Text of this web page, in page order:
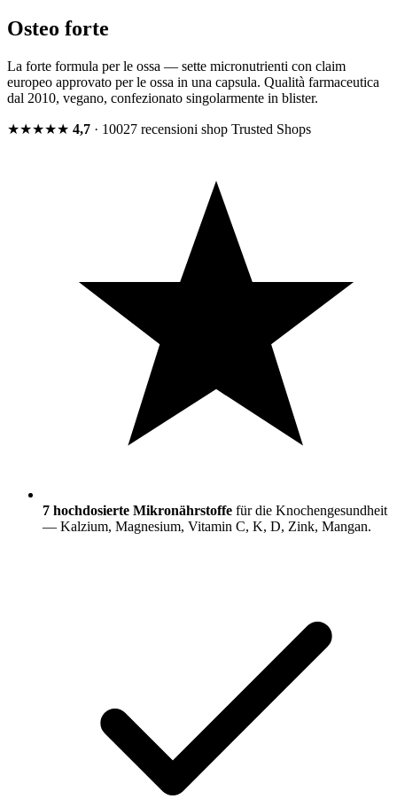
Osteo forte
La forte formula per le ossa — sette micronutrienti con claim
europeo approvato per le ossa in una capsula. Qualità farmaceutica
dal 2010, vegano, confezionato singolarmente in blister.
★★★★★ 4,7 · 10027 recensioni shop Trusted Shops
7 hochdosierte Mikronährstoffe für die Knochengesundheit
— Kalzium, Magnesium, Vitamin C, K, D, Zink, Mangan.